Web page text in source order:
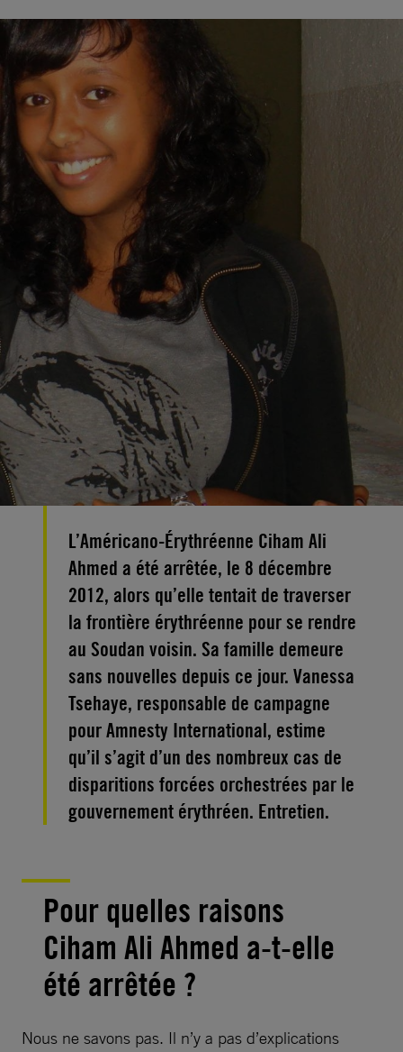
L’Américano-Érythréenne Ciham Ali
Ahmed a été arrêtée, le 8 décembre
2012, alors qu’elle tentait de traverser
la frontière érythréenne pour se rendre
au Soudan voisin. Sa famille demeure
sans nouvelles depuis ce jour. Vanessa
Tsehaye, responsable de campagne
pour Amnesty International, estime
qu’il s’agit d’un des nombreux cas de
disparitions forcées orchestrées par le
gouvernement érythréen. Entretien.
Pour quelles raisons
Ciham Ali Ahmed a-t-elle
été arrêtée ?
Nous ne savons pas. Il n’y a pas d’explications